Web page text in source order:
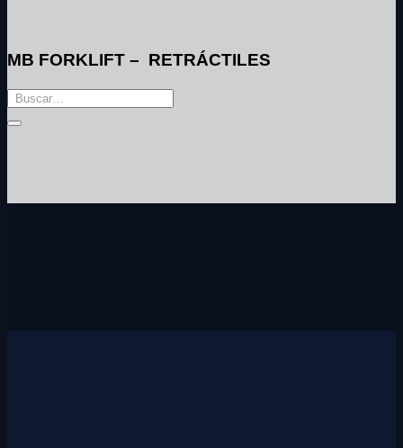
MB FORKLIFT – RETRÁCTILES
Buscar
por: